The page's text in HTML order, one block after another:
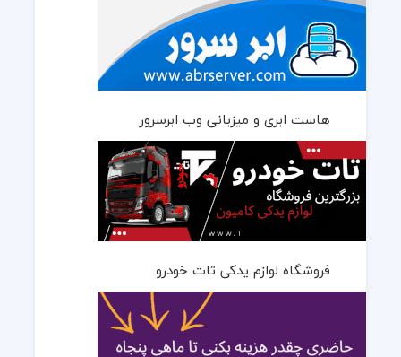
هاست ابری و میزبانی وب ابرسرور
فروشگاه لوازم یدکی تات خودرو